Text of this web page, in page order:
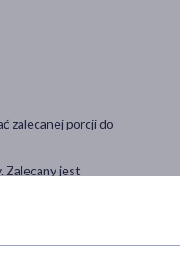
zalecanej porcji do
Zalecany jest
25°C.